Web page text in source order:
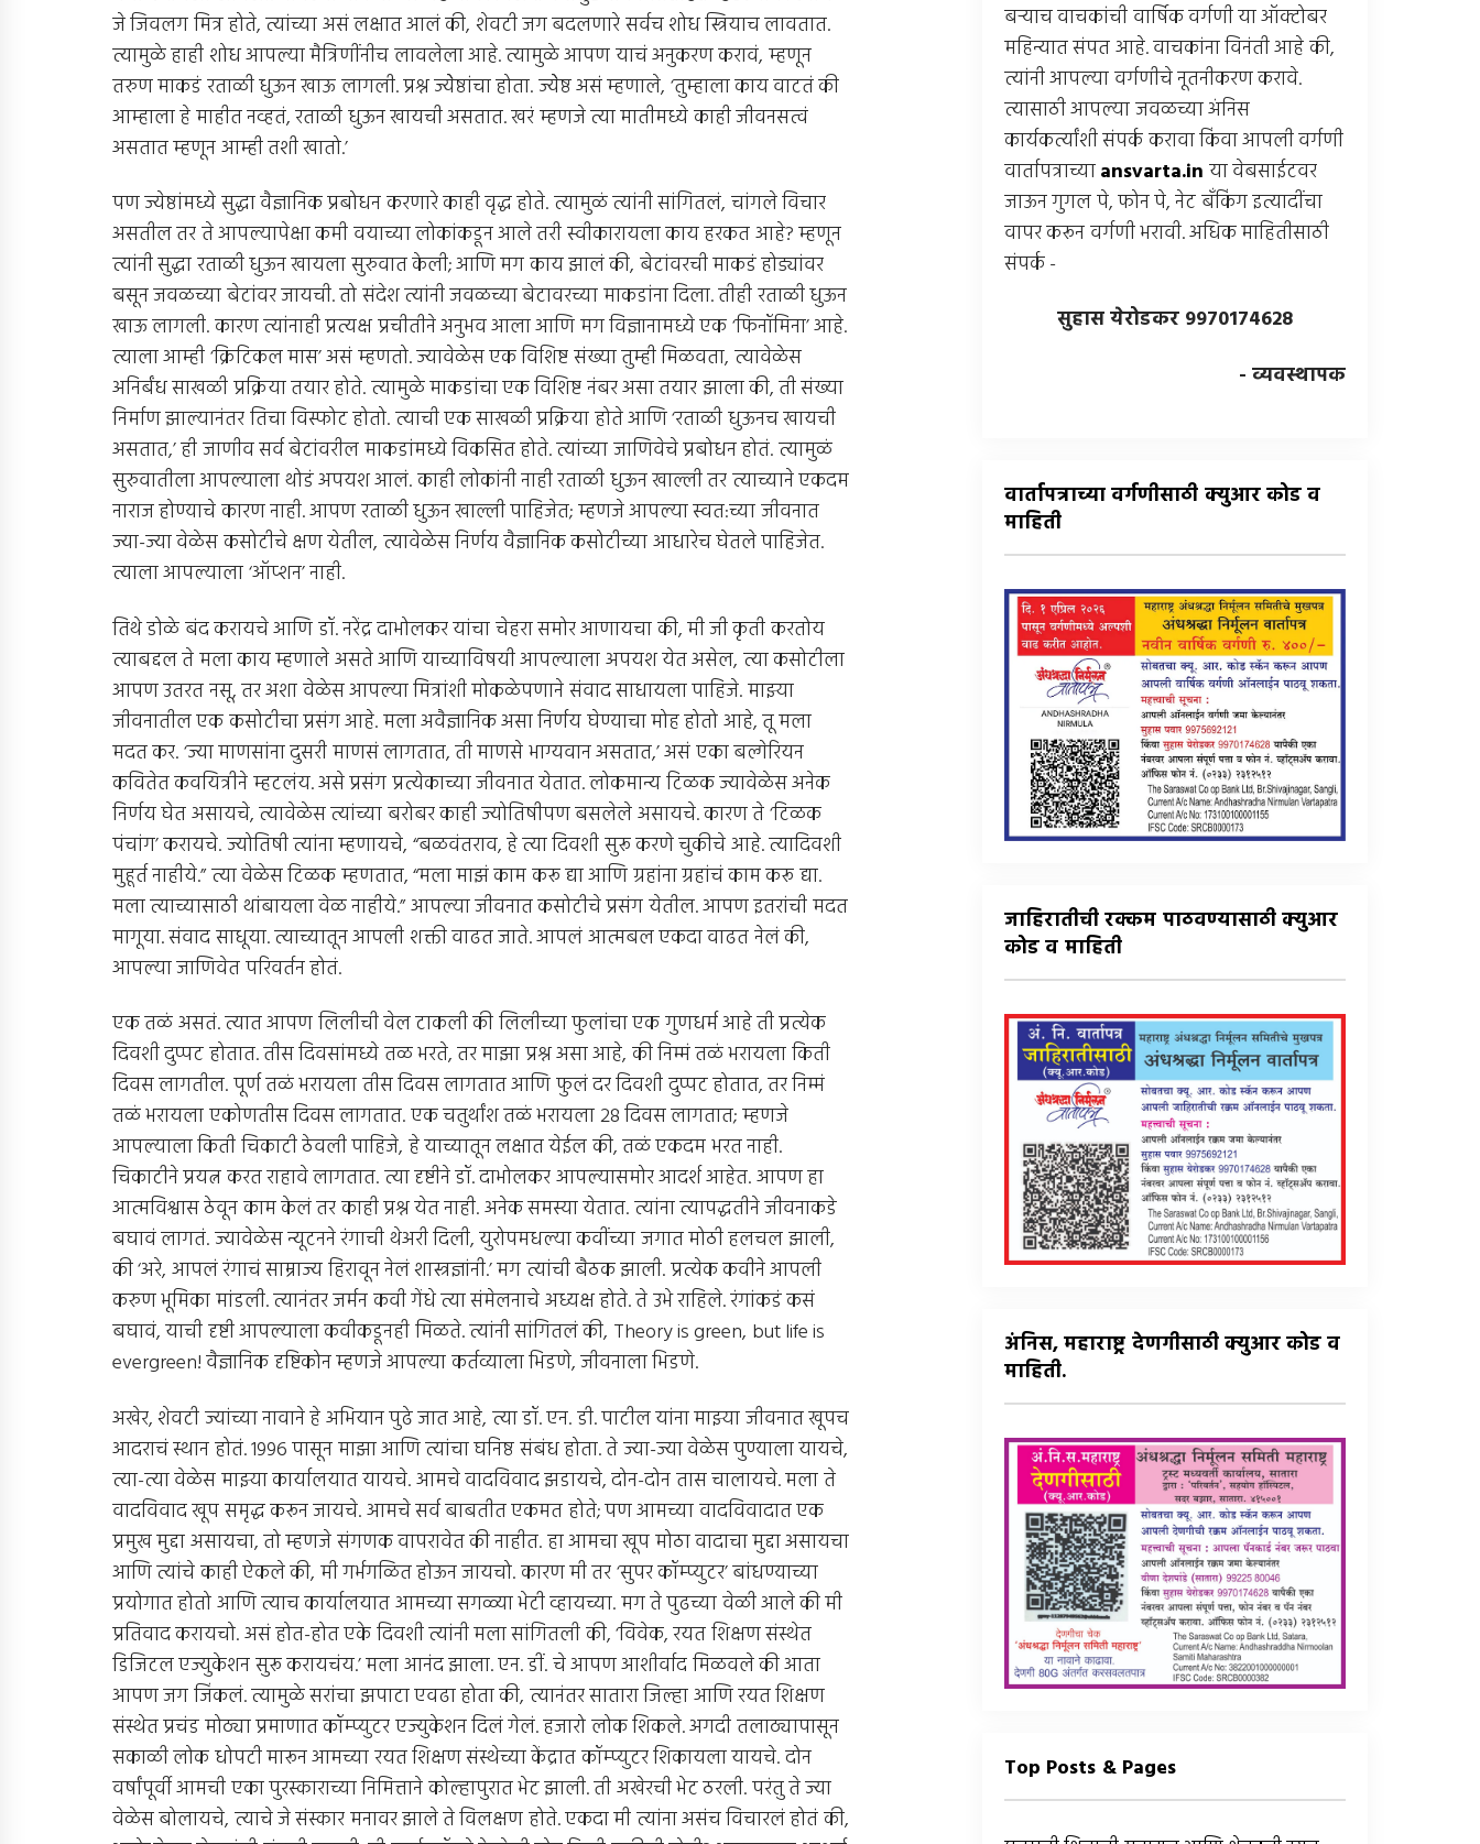
जे जिवलग मित्र होते, त्यांच्या असं लक्षात आलं की, शेवटी जग बदलणारे सर्वच शोध स्त्रियाच लावतात.
त्यामुळे हाही शोध आपल्या मैत्रिणींनीच लावलेला आहे. त्यामुळे आपण याचं अनुकरण करावं, म्हणून
तरुण माकडं रताळी धुऊन खाऊ लागली. प्रश्न ज्येेष्ठांचा होता. ज्येेष्ठ असं म्हणाले, ‘तुम्हाला काय वाटतं की
आम्हाला हे माहीत नव्हतं, रताळी धुऊन खायची असतात. खरं म्हणजे त्या मातीमध्ये काही जीवनसत्वं
असतात म्हणून आम्ही तशी खातो.’
पण ज्येष्ठांमध्ये सुद्धा वैज्ञानिक प्रबोधन करणारे काही वृद्ध होते. त्यामुळं त्यांनी सांगितलं, चांगले विचार
असतील तर ते आपल्यापेक्षा कमी वयाच्या लोकांकडून आले तरी स्वीकारायला काय हरकत आहे? म्हणून
त्यांनी सुद्धा रताळी धुऊन खायला सुरुवात केली; आणि मग काय झालं की, बेटांवरची माकडं होड्यांवर
बसून जवळच्या बेटांवर जायची. तो संदेश त्यांनी जवळच्या बेटावरच्या माकडांना दिला. तीही रताळी धुऊन
खाऊ लागली. कारण त्यांनाही प्रत्यक्ष प्रचीतीने अनुभव आला आणि मग विज्ञानामध्ये एक ‘फिनॉमिना’ आहे.
त्याला आम्ही ‘क्रिटिकल मास’ असं म्हणतो. ज्यावेळेस एक विशिष्ट संख्या तुम्ही मिळवता, त्यावेळेस
अनिर्बंध साखळी प्रक्रिया तयार होते. त्यामुळे माकडांचा एक विशिष्ट नंबर असा तयार झाला की, ती संख्या
निर्माण झाल्यानंतर तिचा विस्फोट होतो. त्याची एक साखळी प्रक्रिया होते आणि ‘रताळी धुऊनच खायची
असतात,’ ही जाणीव सर्व बेटांवरील माकडांमध्ये विकसित होते. त्यांच्या जाणिवेचे प्रबोधन होतं. त्यामुळं
सुरुवातीला आपल्याला थोडं अपयश आलं. काही लोकांनी नाही रताळी धुऊन खाल्ली तर त्याच्याने एकदम
नाराज होण्याचे कारण नाही. आपण रताळी धुऊन खाल्ली पाहिजेत; म्हणजे आपल्या स्वत:च्या जीवनात
ज्या-ज्या वेळेस कसोटीचे क्षण येतील, त्यावेळेस निर्णय वैज्ञानिक कसोटीच्या आधारेच घेतले पाहिजेत.
त्याला आपल्याला ‘ऑप्शन’ नाही.
तिथे डोळे बंद करायचे आणि डॉ. नरेंद्र दाभोलकर यांचा चेहरा समोर आणायचा की, मी जी कृती करतोय
त्याबद्दल ते मला काय म्हणाले असते आणि याच्याविषयी आपल्याला अपयश येत असेल, त्या कसोटीला
आपण उतरत नसू, तर अशा वेळेस आपल्या मित्रांशी मोकळेपणाने संवाद साधायला पाहिजे. माझ्या
जीवनातील एक कसोटीचा प्रसंग आहे. मला अवैज्ञानिक असा निर्णय घेण्याचा मोह होतो आहे, तू मला
मदत कर. ‘ज्या माणसांना दुसरी माणसं लागतात, ती माणसे भाग्यवान असतात,’ असं एका बल्गेरियन
कवितेत कवयित्रीने म्हटलंय. असे प्रसंग प्रत्येकाच्या जीवनात येतात. लोकमान्य टिळक ज्यावेळेस अनेक
निर्णय घेत असायचे, त्यावेळेस त्यांच्या बरोबर काही ज्योतिषीपण बसलेले असायचे. कारण ते ‘टिळक
पंचांग’ करायचे. ज्योतिषी त्यांना म्हणायचे, “बळवंतराव, हे त्या दिवशी सुरू करणे चुकीचे आहे. त्यादिवशी
मुहूर्त नाहीये.” त्या वेळेस टिळक म्हणतात, “मला माझं काम करू द्या आणि ग्रहांना ग्रहांचं काम करू द्या.
मला त्याच्यासाठी थांबायला वेळ नाहीये.” आपल्या जीवनात कसोटीचे प्रसंग येतील. आपण इतरांची मदत
मागूया. संवाद साधूया. त्याच्यातून आपली शक्ती वाढत जाते. आपलं आत्मबल एकदा वाढत नेलं की,
आपल्या जाणिवेत परिवर्तन होतं.
एक तळं असतं. त्यात आपण लिलीची वेल टाकली की लिलीच्या फुलांचा एक गुणधर्म आहे ती प्रत्येक
दिवशी दुप्पट होतात. तीस दिवसांमध्ये तळ भरते, तर माझा प्रश्न असा आहे, की निम्मं तळं भरायला किती
दिवस लागतील. पूर्ण तळं भरायला तीस दिवस लागतात आणि फुलं दर दिवशी दुप्पट होतात, तर निम्मं
तळं भरायला एकोणतीस दिवस लागतात. एक चतुर्थांश तळं भरायला 28 दिवस लागतात; म्हणजे
आपल्याला किती चिकाटी ठेवली पाहिजे, हे याच्यातून लक्षात येईल की, तळं एकदम भरत नाही.
चिकाटीने प्रयत्न करत राहावे लागतात. त्या दृष्टीने डॉ. दाभोलकर आपल्यासमोर आदर्श आहेत. आपण हा
आत्मविश्वास ठेवून काम केलं तर काही प्रश्न येत नाही. अनेक समस्या येतात. त्यांना त्यापद्धतीने जीवनाकडे
बघावं लागतं. ज्यावेळेस न्यूटनने रंगाची थेअरी दिली, युरोपमधल्या कवींच्या जगात मोठी हलचल झाली,
की ‘अरे, आपलं रंगाचं साम्राज्य हिरावून नेलं शास्त्रज्ञांनी.’ मग त्यांची बैठक झाली. प्रत्येक कवीने आपली
करुण भूमिका मांडली. त्यानंतर जर्मन कवी गेंधे त्या संमेलनाचे अध्यक्ष होते. ते उभे राहिले. रंगांकडं कसं
बघावं, याची दृष्टी आपल्याला कवीकडूनही मिळते. त्यांनी सांगितलं की, Theory is green, but life is
evergreen! वैज्ञानिक दृष्टिकोन म्हणजे आपल्या कर्तव्याला भिडणे, जीवनाला भिडणे.
अखेर, शेवटी ज्यांच्या नावाने हे अभियान पुढे जात आहे, त्या डॉ. एन. डी. पाटील यांना माझ्या जीवनात खूपच
आदराचं स्थान होतं. 1996 पासून माझा आणि त्यांचा घनिष्ठ संबंध होता. ते ज्या-ज्या वेळेस पुण्याला यायचे,
त्या-त्या वेळेस माझ्या कार्यालयात यायचे. आमचे वादविवाद झडायचे, दोन-दोन तास चालायचे. मला ते
वादविवाद खूप समृद्ध करून जायचे. आमचे सर्व बाबतीत एकमत होते; पण आमच्या वादविवादात एक
प्रमुख मुद्दा असायचा, तो म्हणजे संगणक वापरावेत की नाहीत. हा आमचा खूप मोठा वादाचा मुद्दा असायचा
आणि त्यांचे काही ऐकले की, मी गर्भगळित होऊन जायचो. कारण मी तर ‘सुपर कॉम्प्युटर’ बांधण्याच्या
प्रयोगात होतो आणि त्याच कार्यालयात आमच्या सगळ्या भेटी व्हायच्या. मग ते पुढच्या वेळी आले की मी
प्रतिवाद करायचो. असं होत-होत एके दिवशी त्यांनी मला सांगितली की, ‘विवेक, रयत शिक्षण संस्थेत
डिजिटल एज्युकेशन सुरू करायचंय.’ मला आनंद झाला. एन. डीं. चे आपण आशीर्वाद मिळवले की आता
आपण जग जिंकलं. त्यामुळे सरांचा झपाटा एवढा होता की, त्यानंतर सातारा जिल्हा आणि रयत शिक्षण
संस्थेत प्रचंड मोठ्या प्रमाणात कॉम्प्युटर एज्युकेशन दिलं गेलं. हजारो लोक शिकले. अगदी तलाठ्यापासून
सकाळी लोक धोपटी मारून आमच्या रयत शिक्षण संस्थेच्या केंद्रात कॉम्प्युटर शिकायला यायचे. दोन
वर्षांपूर्वी आमची एका पुरस्काराच्या निमित्ताने कोल्हापुरात भेट झाली. ती अखेरची भेट ठरली. परंतु ते ज्या
वेळेस बोलायचे, त्याचे जे संस्कार मनावर झाले ते विलक्षण होते. एकदा मी त्यांना असंच विचारलं होतं की,
बर्‍याच वाचकांची वार्षिक वर्गणी या ऑक्टोबर
महिन्यात संपत आहे. वाचकांना विनंती आहे की,
त्यांनी आपल्या वर्गणीचे नूतनीकरण करावे.
त्यासाठी आपल्या जवळच्या अंनिस
कार्यकर्त्यांशी संपर्क करावा किंवा आपली वर्गणी
वार्तापत्राच्याansvarta.in या वेबसाईटवर
जाऊन गुगल पे, फोन पे, नेट बँकिंग इत्यादींचा
वापर करून वर्गणी भरावी. अधिक माहितीसाठी
संपर्क -
सुहास येरोडकर 9970174628
- व्यवस्थापक
वार्तापत्राच्या वर्गणीसाठी क्युआर कोड व
माहिती
जाहिरातीची रक्कम पाठवण्यासाठी क्युआर
कोड व माहिती
अंनिस, महाराष्ट्र देणगीसाठी क्युआर कोड व
माहिती.
Top Posts & Pages